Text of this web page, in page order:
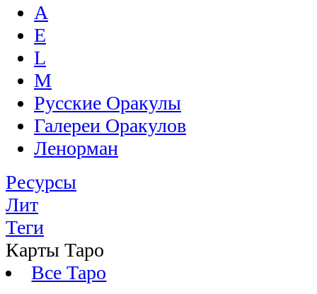
A
E
L
M
Русские Оракулы
Галереи Оракулов
Ленорман
Ресурсы
Лит
Теги
Карты Таро
Все Таро